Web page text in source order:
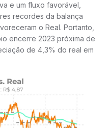
e um fluxo favorável,
recordes da balança
o Real. Portanto,
encerre 2023 próxima de
de 4,3% do real em